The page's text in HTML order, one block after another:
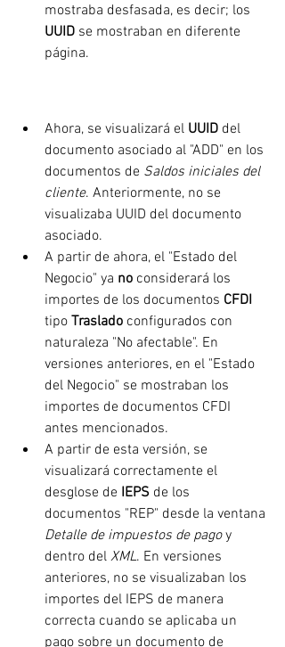
mostraba desfasada, es decir; los
UUID se mostraban en diferente
página.
Ahora, se visualizará el UUID del
documento asociado al "ADD" en los
documentos de Saldos iniciales del
cliente. Anteriormente, no se
visualizaba UUID del documento
asociado.
A partir de ahora, el "Estado del
Negocio" ya no considerará los
importes de los documentos CFDI
tipo Traslado configurados con
naturaleza "No afectable". En
versiones anteriores, en el "Estado
del Negocio" se mostraban los
importes de documentos CFDI
antes mencionados.
A partir de esta versión, se
visualizará correctamente el
desglose de IEPS de los
documentos "REP" desde la ventana
Detalle de impuestos de pago y
dentro del XML. En versiones
anteriores, no se visualizaban los
importes del IEPS de manera
correcta cuando se aplicaba un
pago sobre un documento de